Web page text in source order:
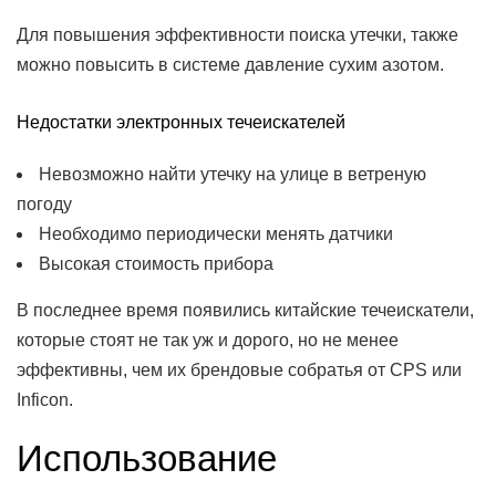
Для повышения эффективности поиска утечки, также
можно повысить в системе давление сухим азотом.
Недостатки электронных течеискателей
Невозможно найти утечку на улице в ветреную
погоду
Необходимо периодически менять датчики
Высокая стоимость прибора
В последнее время появились китайские течеискатели,
которые стоят не так уж и дорого, но не менее
эффективны, чем их брендовые собратья от CPS или
Inficon.
Использование